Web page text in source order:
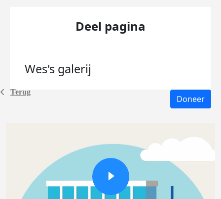
Terug
Deel pagina
Wes's galerij
Doneer